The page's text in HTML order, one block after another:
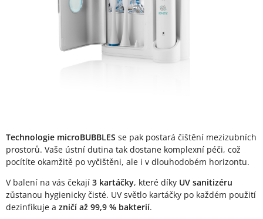
Technologie microBUBBLES se pak postará čištění mezizubních
prostorů. Vaše ústní dutina tak dostane komplexní péči, což
pocítíte okamžitě po vyčištěni, ale i v dlouhodobém horizontu.
V balení na vás čekají 3 kartáčky, které díky UV sanitizéru
zůstanou hygienicky čisté. UV světlo kartáčky po každém použití
dezinfikuje a zničí až 99,9 % bakterií.